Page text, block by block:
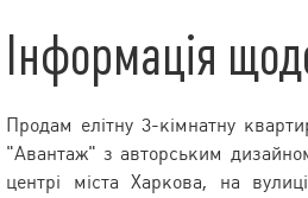
Інформація
Продам елітну 3-кімнатну
"Авантаж" з авторським
центрі міста Харкова, на